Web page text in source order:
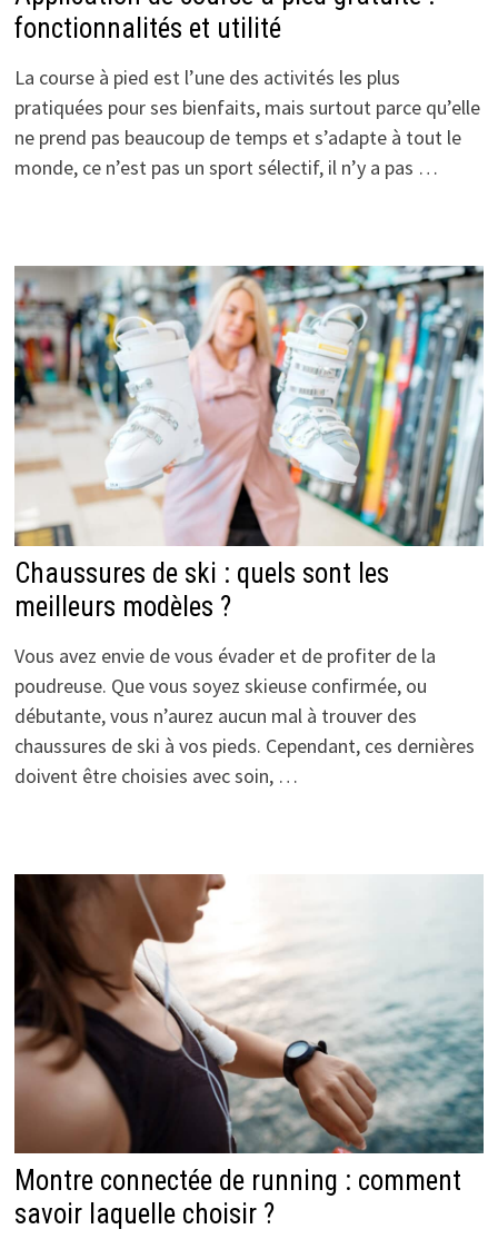
fonctionnalités et utilité
La course à pied est l’une des activités les plus
pratiquées pour ses bienfaits, mais surtout parce qu’elle
ne prend pas beaucoup de temps et s’adapte à tout le
monde, ce n’est pas un sport sélectif, il n’y a pas …
Chaussures de ski : quels sont les
meilleurs modèles ?
Vous avez envie de vous évader et de profiter de la
poudreuse. Que vous soyez skieuse confirmée, ou
débutante, vous n’aurez aucun mal à trouver des
chaussures de ski à vos pieds. Cependant, ces dernières
doivent être choisies avec soin, …
Montre connectée de running : comment
savoir laquelle choisir ?